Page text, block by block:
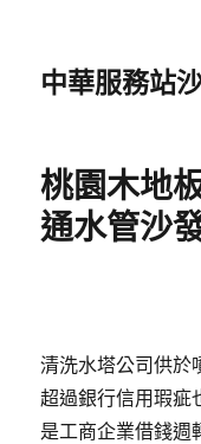
中華服務站
桃園木地
通水管沙
清洗水塔公司供於
超過銀行信用瑕疵
是工商企業借錢週